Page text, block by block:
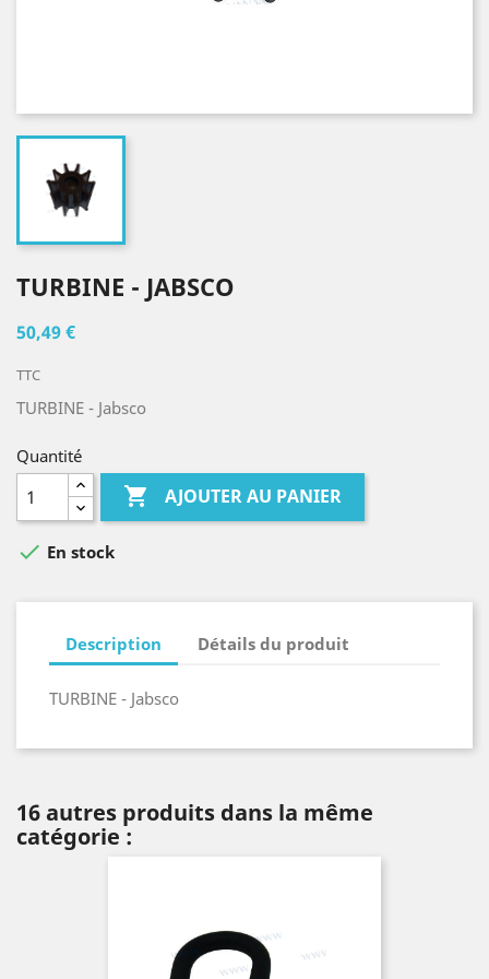
TURBINE - JABSCO
50,49 €
TTC
TURBINE - Jabsco
Quantité
 AJOUTER AU PANIER
 En stock
Description Détails du produit
TURBINE - Jabsco
16 autres produits dans la même
catégorie :